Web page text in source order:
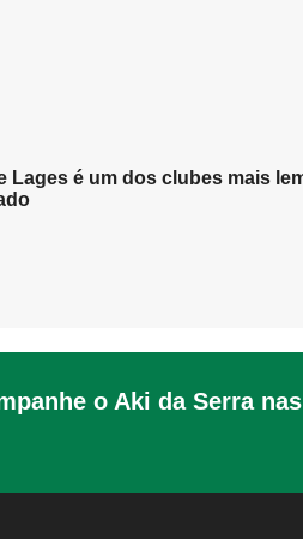
Lages é um dos clubes mais
o Aki da Serra